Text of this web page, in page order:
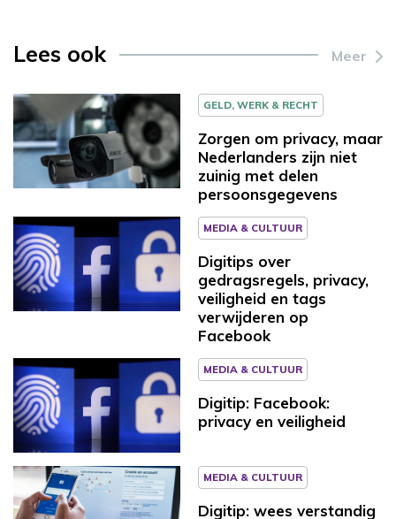
Lees ook Meer
GELD, WERK & RECHT
Zorgen om privacy, maar
Nederlanders zijn niet
zuinig met delen
persoonsgegevens
MEDIA & CULTUUR
Digitips over
gedragsregels, privacy,
veiligheid en tags
verwijderen op
Facebook
MEDIA & CULTUUR
Digitip: Facebook:
privacy en veiligheid
MEDIA & CULTUUR
Digitip: wees verstandig